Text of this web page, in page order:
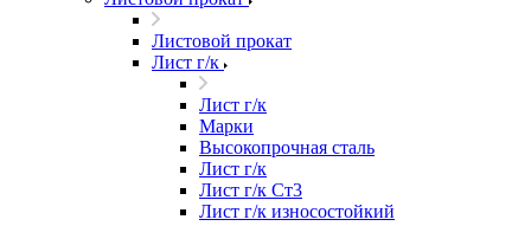
Листовой прокат
Лист г/к
Лист г/к
Марки
Высокопрочная сталь
Лист г/к
Лист г/к Ст3
Лист г/к износостойкий